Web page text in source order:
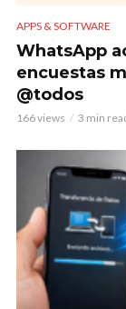
APPS & SOFTWARE
WhatsApp
encuestas
@todos
166 views 3 min